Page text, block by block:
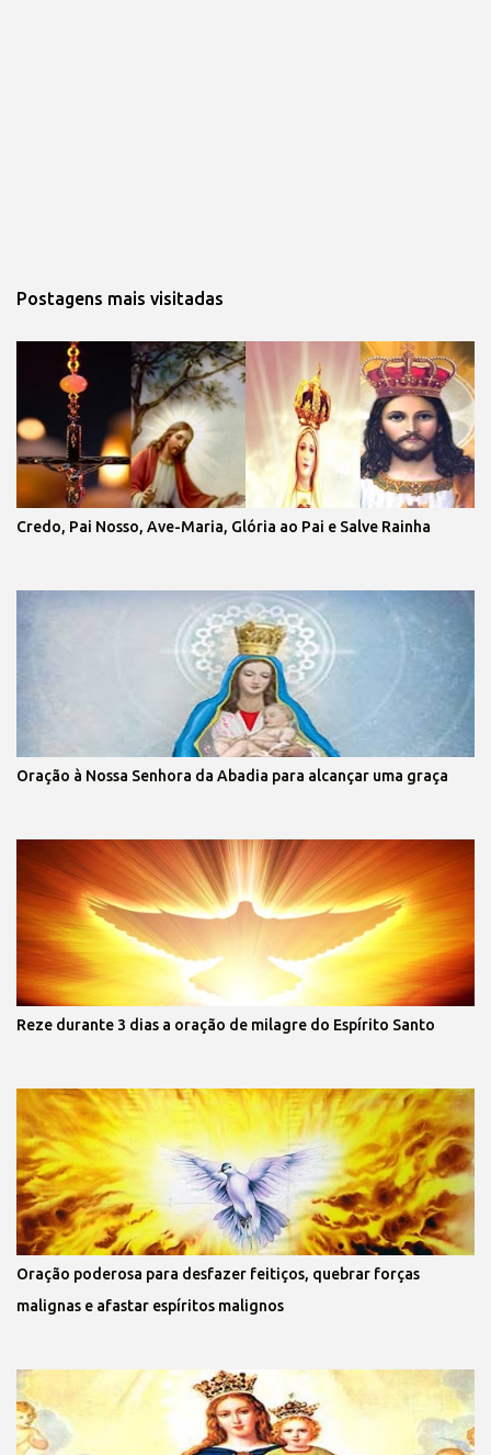
Postagens mais visitadas
Credo, Pai Nosso, Ave-Maria, Glória ao Pai e Salve Rainha
Oração à Nossa Senhora da Abadia para alcançar uma graça
Reze durante 3 dias a oração de milagre do Espírito Santo
Oração poderosa para desfazer feitiços, quebrar forças
malignas e afastar espíritos malignos